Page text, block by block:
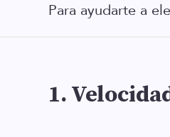
Para ayudarte a
1.